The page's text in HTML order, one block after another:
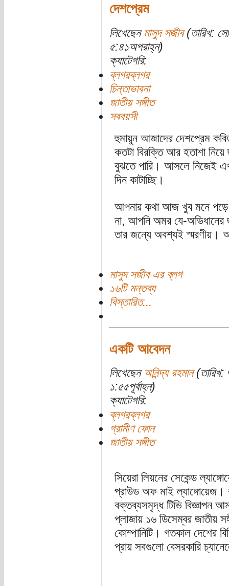
দেশপ্রেম
লিখেছেন মাসুদ সজীব(তারিখ:
৫:৪১অপরাহ্ন)
ক্যাটেগরি:
ব্লগরব্লগর
চিন্তাভাবনা
জাতীয় সঙ্গীত
সববয়সী
হুমায়ুন আজাদের দেশপ্রেম
কতটা বিরক্তি আর হতাশা
বুঝতে পারি। আসলে নিজেই
দিন কাটাচ্ছি।
আপনার কথা আজ খুব মনে
না, আপনি অমর যে-
তার জন্যে অবশ্যই স্মরণীয়।
মাসুদ সজীব এর ব্লগ
১৬টি মন্তব্য
বিস্তারিত...
একটি আবেদন
লিখেছেন অনিন্দ্য রহমান
১:৫৫পূর্বাহ্ন)
ক্যাটেগরি:
ব্লগরব্লগর
গ্রামীণ ফোন
জাতীয় সঙ্গীত
সিয়েরা লিয়নের সেকেন্ড
প্রাউড অফ মাই
বক্তব্যসমৃদ্ধ টিভি বিজ্ঞাপন
প্লাজায় ১৬ ডিসেম্বর জাতীয়
কোম্পানিটি। গতকাল দেশের
প্রায় সবগুলো বেসরকারি